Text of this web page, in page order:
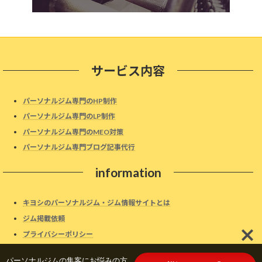
サービス内容
パーソナルジム専門のHP制作
パーソナルジム専門のLP制作
パーソナルジム専門のMEO対策
パーソナルジム専門ブログ記事代行
information
キヨシのパーソナルジム・ジム情報サイトとは
ジム掲載依頼
プライバシーポリシー